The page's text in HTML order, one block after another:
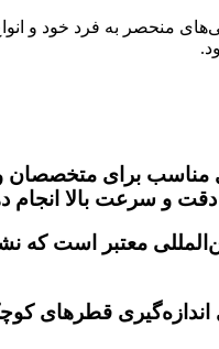
منحصر به فرد خود و
مناسب برای
و سرعت بالا انجام
معتبر است که
اندازه‌گیری قطرهای